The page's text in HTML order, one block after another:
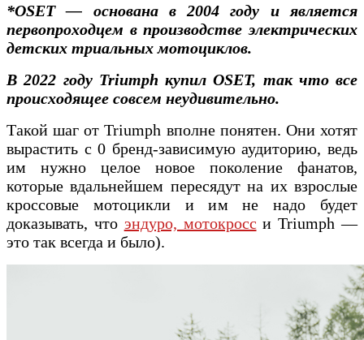
*OSET — основана в 2004 году и является
первопроходцем в производстве электрических
детских триальных мотоциклов.
В 2022 году Triumph купил OSET, так что все
происходящее совсем неудивительно.
Такой шаг от Triumph вполне понятен. Они хотят
вырастить с 0 бренд-зависимую аудиторию, ведь
им нужно целое новое поколение фанатов,
которые вдальнейшем пересядут на их взрослые
кроссовые мотоцикли и им не надо будет
доказывать, что эндуро, мотокросс и Triumph —
это так всегда и было).